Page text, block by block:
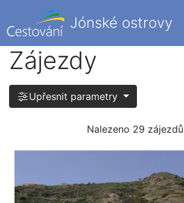
Jónské ostrovy
Zájezdy
Upřesnit parametry
Nalezeno 29 zájezdů